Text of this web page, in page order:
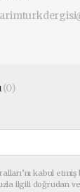
(0)
kabul
ilgili doğrudan